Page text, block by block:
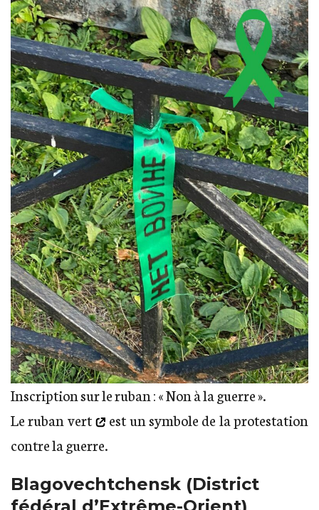
Inscription sur le ruban : « Non à la guerre ».
Le ruban vert
est un symbole de la protestation
contre la guerre.
Blagovechtchensk (District